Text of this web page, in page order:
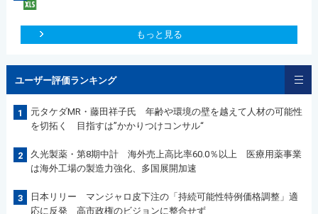
もっと見る
ユーザー評価ランキング
1
元タケダMR・藤田祥子氏 年齢や環境の壁を越えて人材の可能性
を切拓く 目指すは”かかりつけコンサル“
2
久光製薬・第8期中計 海外売上高比率60.0％以上 医療用薬事業
は海外工場の製造力強化、多国展開加速
3
日本リリー マンジャロ皮下注の「持続可能性特例価格調整」適
応に反発 高市政権のビジョンに整合せず